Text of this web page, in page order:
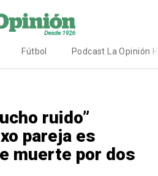
Fútbol Podcast La Opinión
ruido”
pareja es
muerte por dos